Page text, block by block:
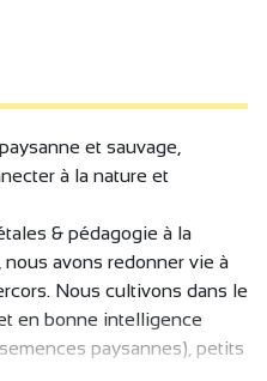
et sauvage,
à la nature et
& pédagogie à la
avons redonner vie à
Nous cultivons dans le
en bonne intelligence
paysannes), petits